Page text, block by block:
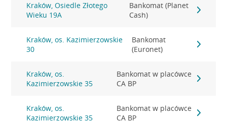
Kraków, Osiedle Złotego
Wieku 19A
Bankomat (Planet
Cash)
Kraków, os. Kazimierzowskie
30
Bankomat
(Euronet)
Kraków, os.
Kazimierzowskie 35
Bankomat w placówce
CA BP
Kraków, os.
Kazimierzowskie 35
Bankomat w placówce
CA BP